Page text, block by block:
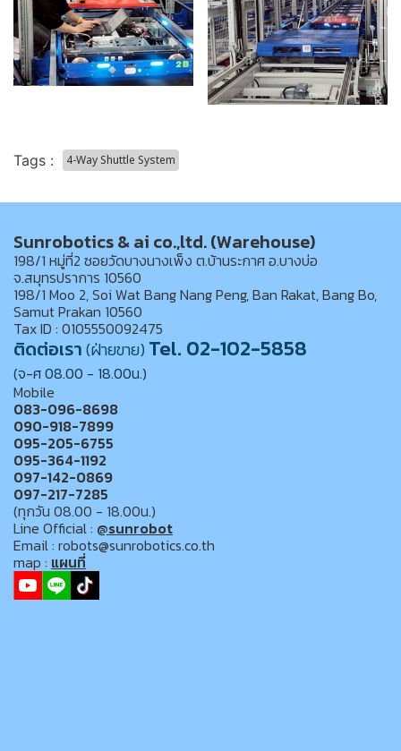
Tags : 4-Way Shuttle System
Sunrobotics & ai co.,ltd. (Warehouse)
198/1 หมู่ที่2 ซอยวัดบางนางเพ็ง ต.บ้านระกาศ อ.บางบ่อ
จ.สมุทรปราการ 10560
198/1 Moo 2, Soi Wat Bang Nang Peng, Ban Rakat, Bang Bo,
Samut Prakan 10560
Tax ID : 0105550092475
ติดต่อเรา(ฝ่ายขาย) Tel. 02-102-5858
(จ-ศ 08.00 - 18.00น.)
Mobile
083-096-8698
090-918-7899
095-205-6755
095-364-1192
097-142-0869
097-217-7285
(ทุกวัน 08.00 - 18.00น.)
Line Official : @sunrobot
Email : robots@sunrobotics.co.th
map : แผนที่